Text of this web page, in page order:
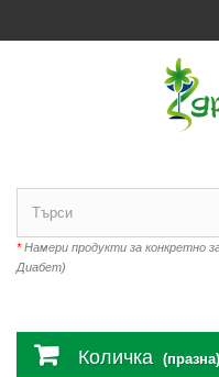
*Намери продукти за конкретно
Диабет)
Количка (празна)